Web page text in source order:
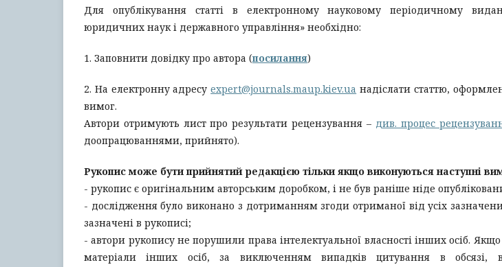
Для опублікування статті в електронному науковому періодичному
юридичних наук і державного управління» необхідно:
1. Заповнити довідку про автора (посилання)
2. На електронну адресуexpert@journals.maup.kiev.ua надіслати статтю,
вимог.
Автори отримують лист про результати рецензування – див. процес
доопрацюваннями, прийнято).
Рукопис може бути прийнятий редакцією тільки якщо виконуються наступні
- рукопис є оригінальним авторським доробком, і не був раніше ніде
- дослідження було виконано з дотриманням згоди отриманої від усіх
зазначені в рукописі;
- автори рукопису не порушили права інтелектуальної власності інших осіб.
матеріали інших осіб, за виключенням випадків цитування в обсязі,